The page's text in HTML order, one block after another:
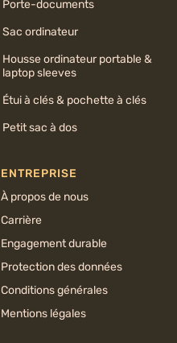
Porte-documents
Sac ordinateur
Housse ordinateur portable &
laptop sleeves
Étui à clés & pochette à clés
Petit sac à dos
ENTREPRISE
À propos de nous
Carrière
Engagement durable
Protection des données
Conditions générales
Mentions légales